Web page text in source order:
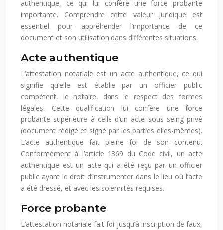
authentique, ce qui lui confère une force probante
importante. Comprendre cette valeur juridique est
essentiel pour appréhender l’importance de ce
document et son utilisation dans différentes situations.
Acte authentique
L’attestation notariale est un acte authentique, ce qui
signifie qu’elle est établie par un officier public
compétent, le notaire, dans le respect des formes
légales. Cette qualification lui confère une force
probante supérieure à celle d’un acte sous seing privé
(document rédigé et signé par les parties elles-mêmes).
L’acte authentique fait pleine foi de son contenu.
Conformément à l’article 1369 du Code civil, un acte
authentique est un acte qui a été reçu par un officier
public ayant le droit d’instrumenter dans le lieu où l’acte
a été dressé, et avec les solennités requises.
Force probante
L’attestation notariale fait foi jusqu’à inscription de faux,